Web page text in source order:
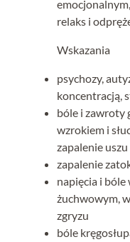
relaks i
Wskazania
psychozy,
koncentracją,
bóle i zawroty
wzrokiem i
zapalenie
zapalenie
napięcia i
żuchwowym,
zgryzu
bóle